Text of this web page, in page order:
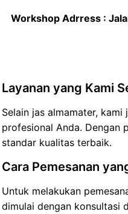
Workshop Adrress :
Layanan yang Kami
Selain jas almamater,
profesional Anda. Dengan
standar kualitas terbaik.
Cara Pemesanan
Untuk melakukan
dimulai dengan konsultasi